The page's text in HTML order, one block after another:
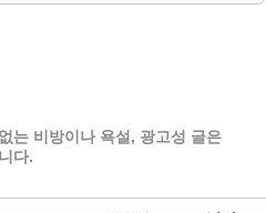
는 비방이나 욕설, 광고성 글은
다.